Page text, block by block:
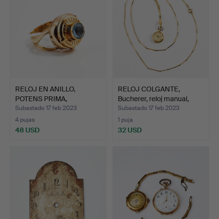
RELOJ EN ANILLO,
POTENS PRIMA,
Automático …
Subastado 17 feb 2023
4 pujas
48 USD
RELOJ COLGANTE,
Bucherer, reloj manual,
me…
Subastado 17 feb 2023
1 puja
32 USD